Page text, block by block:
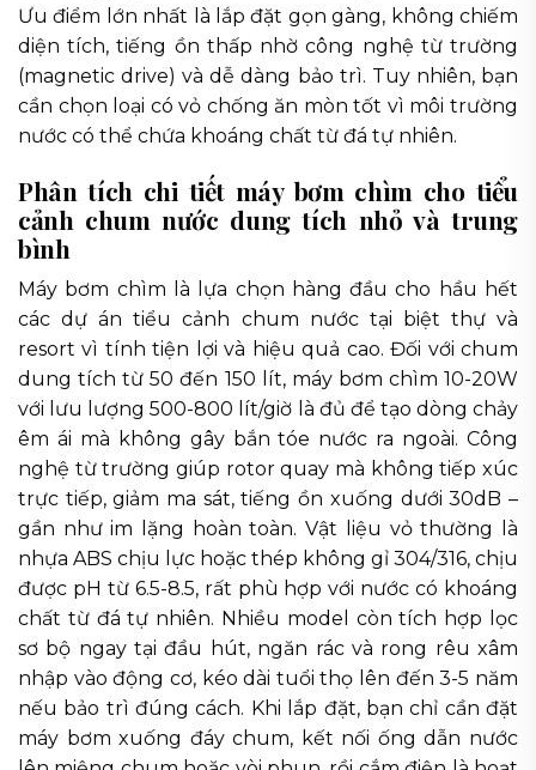
Ưu điểm lớn nhất là lắp đặt gọn gàng, không chiếm
diện tích, tiếng ồn thấp nhờ công nghệ từ trường
(magnetic drive) và dễ dàng bảo trì. Tuy nhiên, bạn
cần chọn loại có vỏ chống ăn mòn tốt vì môi trường
nước có thể chứa khoáng chất từ đá tự nhiên.
Phân tích chi tiết máy bơm chìm cho tiểu
cảnh chum nước dung tích nhỏ và trung
bình
Máy bơm chìm là lựa chọn hàng đầu cho hầu hết
các dự án tiểu cảnh chum nước tại biệt thự và
resort vì tính tiện lợi và hiệu quả cao. Đối với chum
dung tích từ 50 đến 150 lít, máy bơm chìm 10-20W
với lưu lượng 500-800 lít/giờ là đủ để tạo dòng chảy
êm ái mà không gây bắn tóe nước ra ngoài. Công
nghệ từ trường giúp rotor quay mà không tiếp xúc
trực tiếp, giảm ma sát, tiếng ồn xuống dưới 30dB –
gần như im lặng hoàn toàn. Vật liệu vỏ thường là
nhựa ABS chịu lực hoặc thép không gỉ 304/316, chịu
được pH từ 6.5-8.5, rất phù hợp với nước có khoáng
chất từ đá tự nhiên. Nhiều model còn tích hợp lọc
sơ bộ ngay tại đầu hút, ngăn rác và rong rêu xâm
nhập vào động cơ, kéo dài tuổi thọ lên đến 3-5 năm
nếu bảo trì đúng cách. Khi lắp đặt, bạn chỉ cần đặt
máy bơm xuống đáy chum, kết nối ống dẫn nước